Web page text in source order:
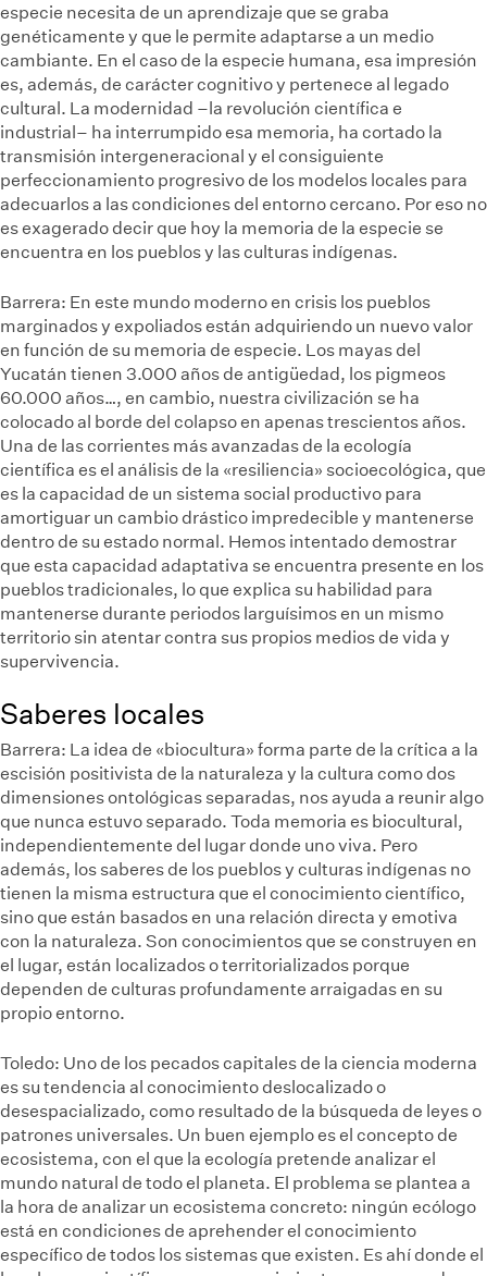
especie necesita de un aprendizaje que se graba
genéticamente y que le permite adaptarse a un medio
cambiante. En el caso de la especie humana, esa impresión
es, además, de carácter cognitivo y pertenece al legado
cultural. La modernidad –la revolución científica e
industrial– ha interrumpido esa memoria, ha cortado la
transmisión intergeneracional y el consiguiente
perfeccionamiento progresivo de los modelos locales para
adecuarlos a las condiciones del entorno cercano. Por eso no
es exagerado decir que hoy la memoria de la especie se
encuentra en los pueblos y las culturas indígenas.
Barrera: En este mundo moderno en crisis los pueblos
marginados y expoliados están adquiriendo un nuevo valor
en función de su memoria de especie. Los mayas del
Yucatán tienen 3.000 años de antigüedad, los pigmeos
60.000 años…, en cambio, nuestra civilización se ha
colocado al borde del colapso en apenas trescientos años.
Una de las corrientes más avanzadas de la ecología
científica es el análisis de la «resiliencia» socioecológica, que
es la capacidad de un sistema social productivo para
amortiguar un cambio drástico impredecible y mantenerse
dentro de su estado normal. Hemos intentado demostrar
que esta capacidad adaptativa se encuentra presente en los
pueblos tradicionales, lo que explica su habilidad para
mantenerse durante periodos larguísimos en un mismo
territorio sin atentar contra sus propios medios de vida y
supervivencia.
Saberes locales
Barrera: La idea de «biocultura» forma parte de la crítica a la
escisión positivista de la naturaleza y la cultura como dos
dimensiones ontológicas separadas, nos ayuda a reunir algo
que nunca estuvo separado. Toda memoria es biocultural,
independientemente del lugar donde uno viva. Pero
además, los saberes de los pueblos y culturas indígenas no
tienen la misma estructura que el conocimiento científico,
sino que están basados en una relación directa y emotiva
con la naturaleza. Son conocimientos que se construyen en
el lugar, están localizados o territorializados porque
dependen de culturas profundamente arraigadas en su
propio entorno.
Toledo: Uno de los pecados capitales de la ciencia moderna
es su tendencia al conocimiento deslocalizado o
desespacializado, como resultado de la búsqueda de leyes o
patrones universales. Un buen ejemplo es el concepto de
ecosistema, con el que la ecología pretende analizar el
mundo natural de todo el planeta. El problema se plantea a
la hora de analizar un ecosistema concreto: ningún ecólogo
está en condiciones de aprehender el conocimiento
específico de todos los sistemas que existen. Es ahí donde el